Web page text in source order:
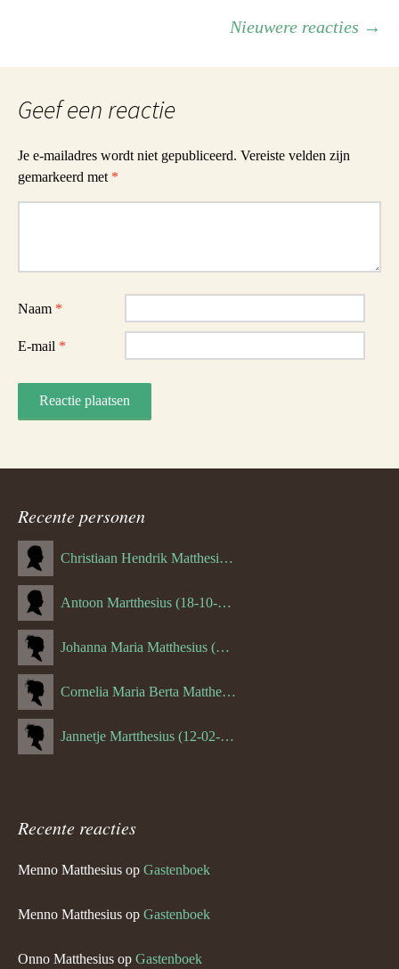
door
reacties
Nieuwere reacties →
Geef een reactie
Je e-mailadres wordt niet gepubliceerd. Vereiste velden zijn
gemarkeerd met *
Naam *
E-mail *
Recente personen
Christiaan Hendrik Matthesius (31-03-1888)
Antoon Martthesius (18-10-1882)
Johanna Maria Matthesius (16-05-1882)
Cornelia Maria Berta Matthesius (26-06-1884)
Jannetje Martthesius (12-02-1907)
Recente reacties
Menno Matthesius op Gastenboek
Menno Matthesius op Gastenboek
Onno Matthesius op Gastenboek